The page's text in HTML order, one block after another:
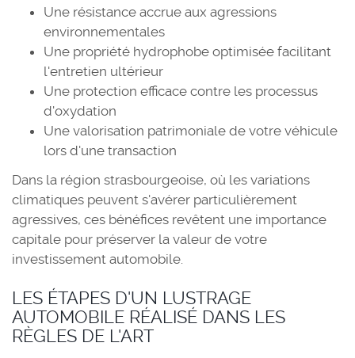
Une résistance accrue aux agressions
environnementales
Une propriété hydrophobe optimisée facilitant
l'entretien ultérieur
Une protection efficace contre les processus
d'oxydation
Une valorisation patrimoniale de votre véhicule
lors d'une transaction
Dans la région strasbourgeoise, où les variations
climatiques peuvent s'avérer particulièrement
agressives, ces bénéfices revêtent une importance
capitale pour préserver la valeur de votre
investissement automobile.
LES ÉTAPES D'UN LUSTRAGE
AUTOMOBILE RÉALISÉ DANS LES
RÈGLES DE L'ART